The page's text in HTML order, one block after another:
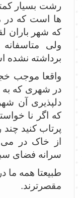
رشت بسیار
ها است که در
که شهر باران
ولی
برداشته نشده
واقعا موجب
در شهری که
دلپذیری آن
که اگر نا
پرتاب کنید
از خاک در
سرانه فضای
طبیعتا همه ما
مقصرترند.